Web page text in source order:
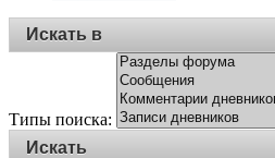
Искать в
Типы поиска:
Искать